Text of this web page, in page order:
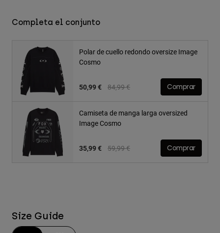
Completa el conjunto
Polar de cuello redondo oversize Image
Cosmo
Price reduced from
84,99 €to
50,99 € Comprar
Camiseta de manga larga oversized
Image Cosmo
Price reduced from
59,99 €to
35,99 € Comprar
Size Guide